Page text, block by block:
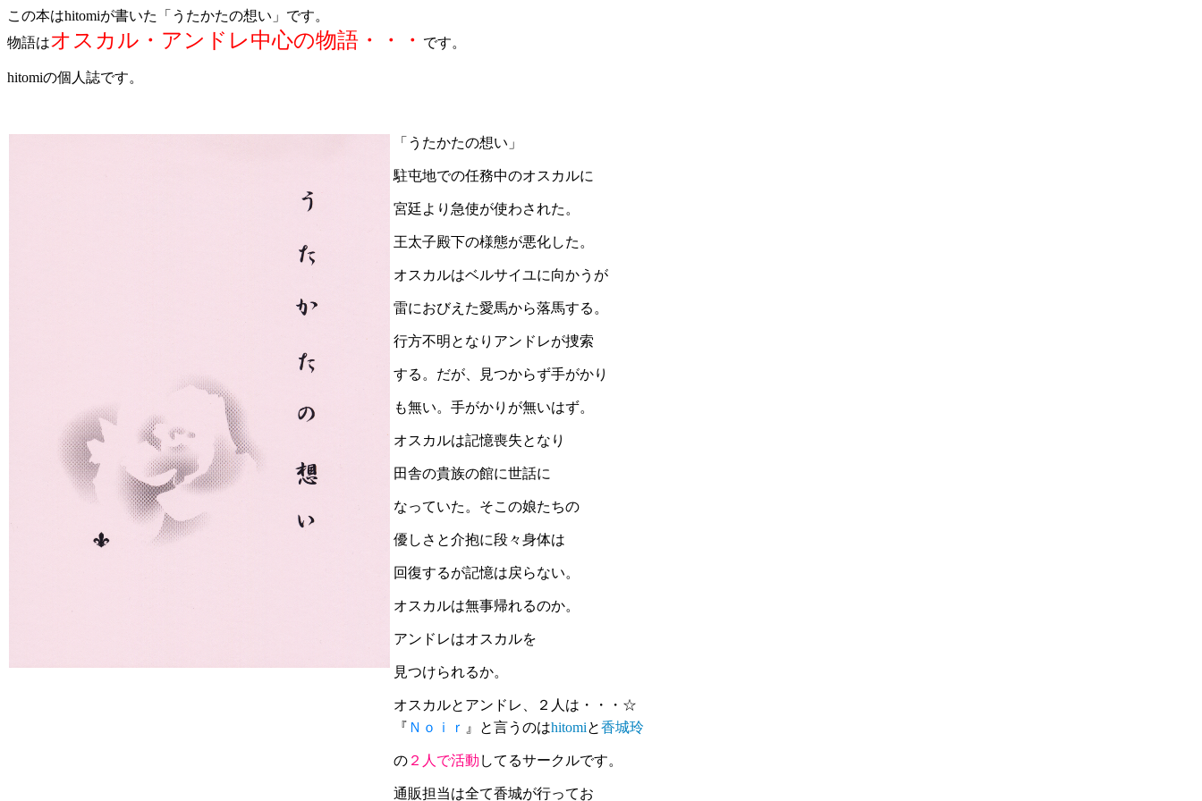
この本はhitomiが書いた「うたかたの想い」です。
物語はオスカル・アンドレ中心の物語・・・ です。
hitomiの個人誌です。
「うたかたの想い」
駐屯地での任務中のオスカルに
宮廷より急使が使わされた。
王太子殿下の様態が悪化した。
オスカルはベルサイユに向かうが
雷におびえた愛馬から落馬する。
行方不明となりアンドレが捜索
する。だが、見つからず手がかり
も無い。手がかりが無いはず。
オスカルは記憶喪失となり
田舎の貴族の館に世話に
なっていた。そこの娘たちの
優しさと介抱に段々身体は
回復するが記憶は戻らない。
オスカルは無事帰れるのか。
アンドレはオスカルを
見つけられるか。
オスカルとアンドレ、２人は・・・☆
『 Ｎｏｉｒ 』と言うのはhitomiと香城玲
の ２人で活動 してるサークルです。
通販担当は全て香城が行ってお